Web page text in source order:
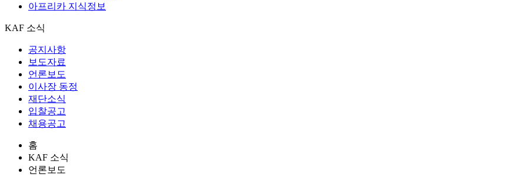
아프리카 지식정보
KAF 소식
공지사항
보도자료
언론보도
이사장 동정
재단소식
입찰공고
채용공고
홈
KAF 소식
언론보도